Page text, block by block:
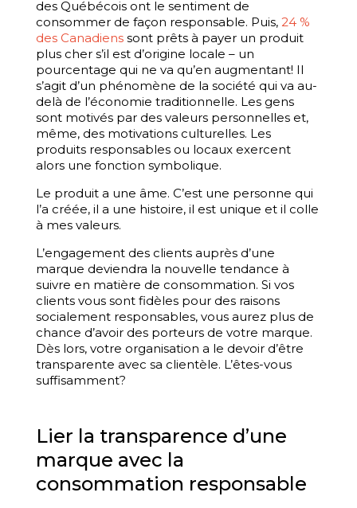
des Québécois ont le sentiment de
consommer de façon responsable. Puis, 24 %
des Canadienssont prêts à payer un produit
plus cher s’il est d’origine locale – un
pourcentage qui ne va qu’en augmentant! Il
s’agit d’un phénomène de la société qui va au-
delà de l’économie traditionnelle. Les gens
sont motivés par des valeurs personnelles et,
même, des motivations culturelles. Les
produits responsables ou locaux exercent
alors une fonction symbolique.
Le produit a une âme. C’est une personne qui
l’a créée, il a une histoire, il est unique et il colle
à mes valeurs.
L’engagement des clients auprès d’une
marque deviendra la nouvelle tendance à
suivre en matière de consommation. Si vos
clients vous sont fidèles pour des raisons
socialement responsables, vous aurez plus de
chance d’avoir des porteurs de votre marque.
Dès lors, votre organisation a le devoir d’être
transparente avec sa clientèle. L’êtes-vous
suffisamment?
Lier la transparence d’une
marque avec la
consommation responsable